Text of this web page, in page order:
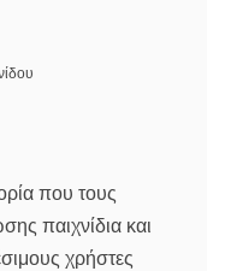
που τους
παιχνίδια και
χρήστες